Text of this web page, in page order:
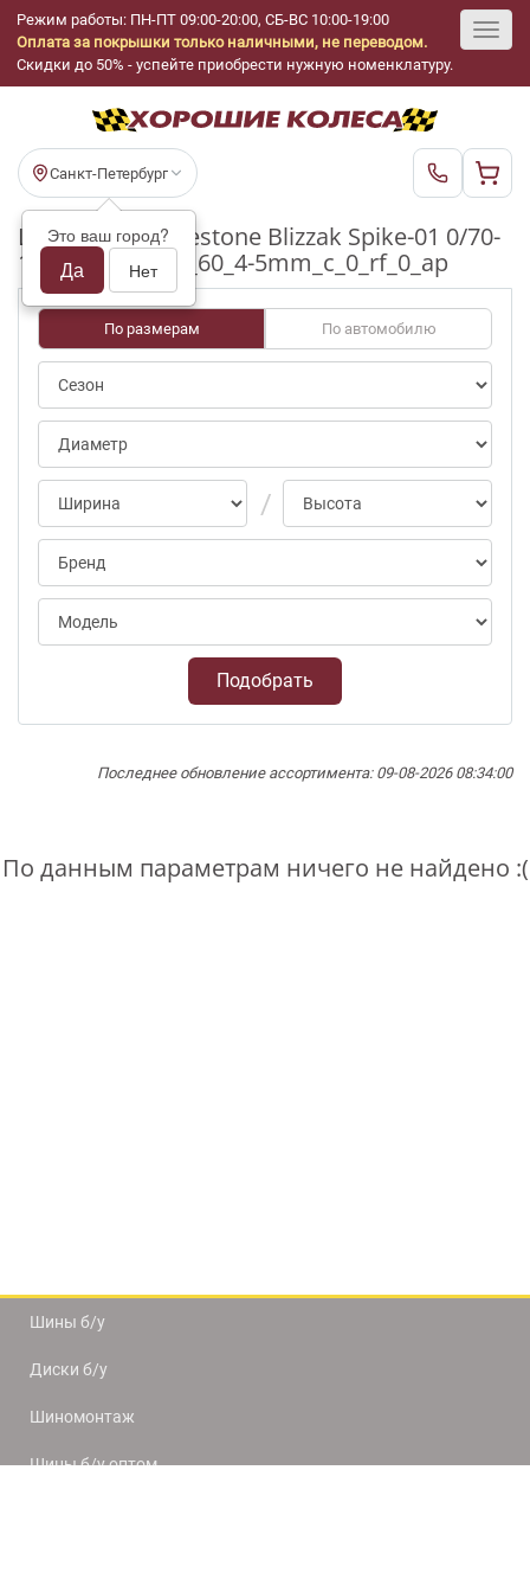
Режим работы: ПН-ПТ 09:00-20:00, СБ-ВС 10:00-19:00
Оплата за покрышки только наличными, не переводом.
Скидки до 50% - успейте приобрести нужную номенклатуру.
Санкт-Петербург
Это ваш город?
Да Нет
Шины бу Bridgestone Blizzak Spike-01 0/70-
100pct R17_225_60_4-5mm_c_0_rf_0_ap
По размерам По автомобилю
Подобрать
Последнее обновление ассортимента: 09-08-2026 08:34:00
По данным параметрам ничего не найдено :(
Шины б/у
Диски б/у
Шиномонтаж
Шины б/у оптом